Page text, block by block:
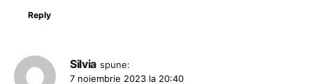
Reply
Silvia spune:
7 noiembrie 2023 la 20:40